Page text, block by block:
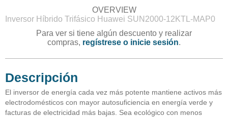
OVERVIEW
Inversor Híbrido Trifásico Huawei SUN2000-12KTL-MAP0
Para ver si tiene algún descuento y realizar
compras, regístrese o inicie sesión.
Descripción
El inversor de energía cada vez más potente mantiene activos más
electrodomésticos con mayor autosuficiencia en energía verde y
facturas de electricidad más bajas. Sea ecológico con menos